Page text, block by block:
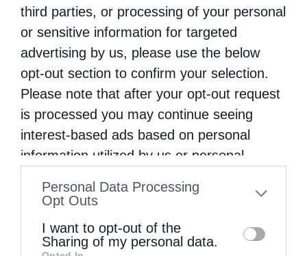
third parties, or processing of your personal
or sensitive information for targeted
advertising by us, please use the below
opt-out section to confirm your selection.
Please note that after your opt-out request
is processed you may continue seeing
interest-based ads based on personal
information utilized by us or personal
to your opt-out. You may separately opt-out
information by third parties on the IAB’s list
Personal Data Processing
Opt Outs
I want to opt-out of the
Sharing of my personal data.